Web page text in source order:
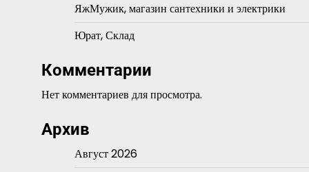
ЯжМужик, магазин сантехники и электрики
Юрат, Склад
Комментарии
Нет комментариев для просмотра.
Архив
Август 2026